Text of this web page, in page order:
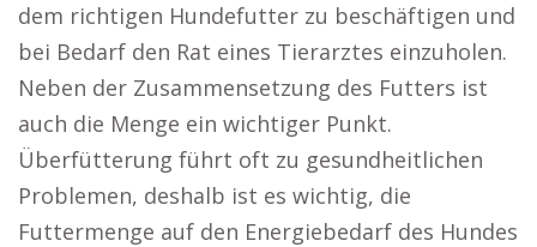
dem richtigen Hundefutter zu beschäftigen und
bei Bedarf den Rat eines Tierarztes einzuholen.
Neben der Zusammensetzung des Futters ist
auch die Menge ein wichtiger Punkt.
Überfütterung führt oft zu gesundheitlichen
Problemen, deshalb ist es wichtig, die
Futtermenge auf den Energiebedarf des Hundes